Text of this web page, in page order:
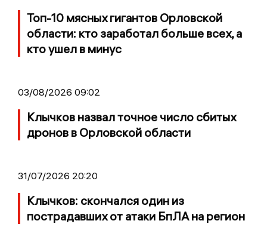
Топ-10 мясных гигантов Орловской
области: кто заработал больше всех, а
кто ушел в минус
03/08/2026 09:02
Клычков назвал точное число сбитых
дронов в Орловской области
31/07/2026 20:20
Клычков: скончался один из
пострадавших от атаки БпЛА на регион